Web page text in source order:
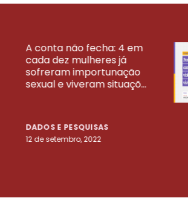
A conta não fecha: 4 em
cada dez mulheres já
sofreram importunação
sexual e viveram situaçõ...
DADOS E PESQUISAS
12 de setembro, 2022